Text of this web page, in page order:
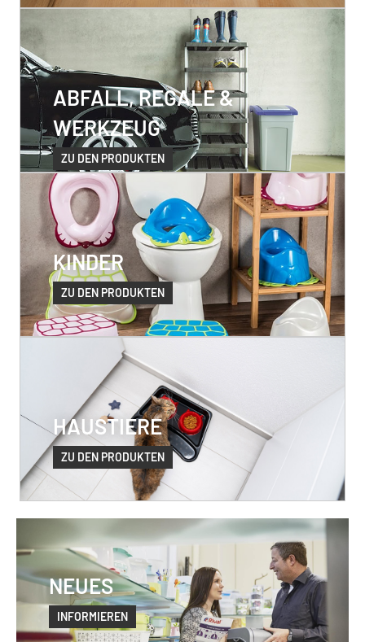
ABFALL, REGALE &
WERKZEUG
ZU DEN PRODUKTEN
KINDER
ZU DEN PRODUKTEN
HAUSTIERE
ZU DEN PRODUKTEN
NEUES
INFORMIEREN